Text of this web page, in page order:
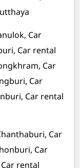
Car
Car rental
Car
Car
Car rental
Car
Car
rental